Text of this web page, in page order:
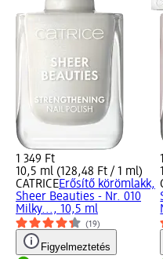
1 349 Ft
10,5 ml (128,48 Ft / 1 ml)
CATRICEErősítő körömlakk,
Sheer Beauties - Nr. 010
Milky..., 10,5 ml
(19)
Figyelmeztetés